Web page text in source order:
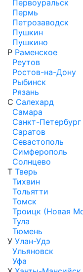
Первоуральск
Пермь
Петрозаводск
Пушкин
Пушкино
Р Раменское
Реутов
Ростов-на-Дону
Рыбинск
Рязань
С Салехард
Самара
Санкт-Петербург
Саратов
Севастополь
Симферополь
Солнцево
Т Тверь
Тихвин
Тольятти
Томск
Троицк (Новая
Тула
Тюмень
У Улан-Удэ
Ульяновск
Уфа